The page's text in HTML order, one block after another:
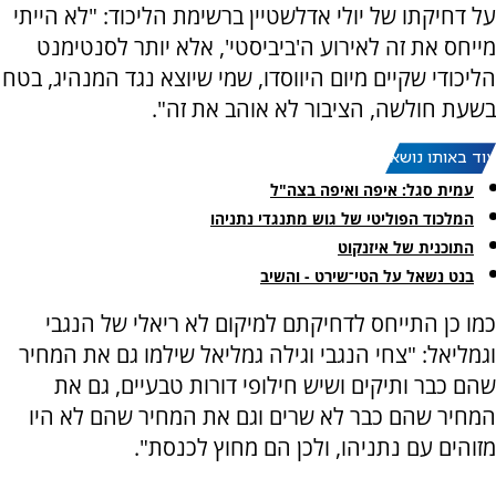
על דחיקתו של יולי אדלשטיין ברשימת הליכוד: "לא הייתי
מייחס את זה לאירוע ה'ביביסטי', אלא יותר לסנטימנט
הליכודי שקיים מיום היווסדו, שמי שיוצא נגד המנהיג, בטח
בשעת חולשה, הציבור לא אוהב את זה".
עוד באותו נושא:
עמית סגל: איפה ואיפה בצה"ל
המלכוד הפוליטי של גוש מתנגדי נתניהו
התוכנית של איזנקוט
בנט נשאל על הטי־שירט - והשיב
כמו כן התייחס לדחיקתם למיקום לא ריאלי של הנגבי
וגמליאל: "צחי הנגבי וגילה גמליאל שילמו גם את המחיר
שהם כבר ותיקים ושיש חילופי דורות טבעיים, גם את
המחיר שהם כבר לא שרים וגם את המחיר שהם לא היו
מזוהים עם נתניהו, ולכן הם מחוץ לכנסת".